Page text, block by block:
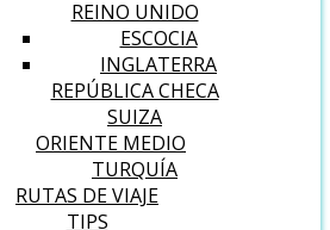
REINO UNIDO
ESCOCIA
INGLATERRA
REPÚBLICA CHECA
SUIZA
ORIENTE MEDIO
TURQUÍA
RUTAS DE VIAJE
TIPS